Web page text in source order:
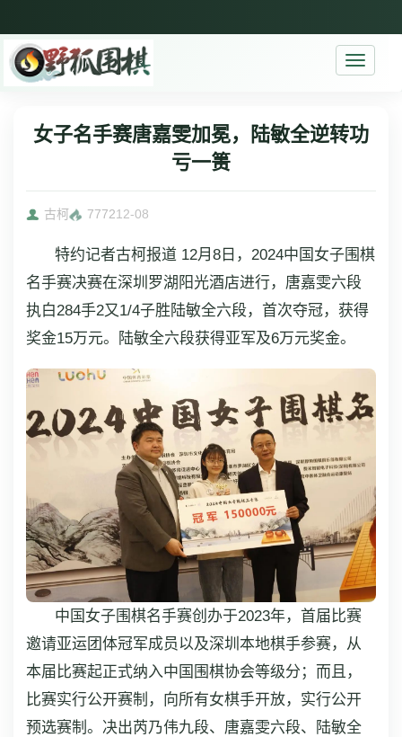
Toggle
女子名手赛唐嘉雯加冕，陆敏全逆转功
亏一篑
古柯 777212-08
特约记者古柯报道 12月8日，2024中国女子围棋
名手赛决赛在深圳罗湖阳光酒店进行，唐嘉雯六段
执白284手2又1/4子胜陆敏全六段，首次夺冠，获得
奖金15万元。陆敏全六段获得亚军及6万元奖金。
中国女子围棋名手赛创办于2023年，首届比赛
邀请亚运团体冠军成员以及深圳本地棋手参赛，从
本届比赛起正式纳入中国围棋协会等级分；而且，
比赛实行公开赛制，向所有女棋手开放，实行公开
预选赛制。决出芮乃伟九段、唐嘉雯六段、陆敏全